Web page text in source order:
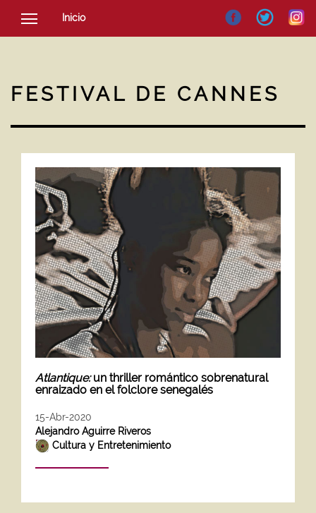
Inicio
SOCIEDAD
NOTICIAS
FESTIVAL DE CANNES
Atlantique:un thriller romántico sobrenatural
enraizado en el folclore senegalés
15-Abr-2020
Alejandro Aguirre Riveros
Cultura y Entretenimiento